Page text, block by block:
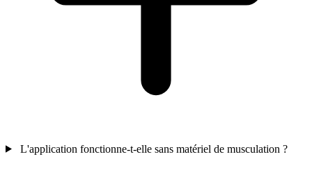
L'application fonctionne-t-elle sans matériel de musculation ?